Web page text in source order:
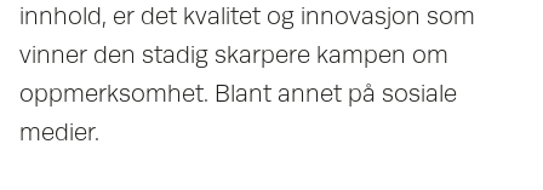
innhold, er det kvalitet og innovasjon som
vinner den stadig skarpere kampen om
oppmerksomhet. Blant annet på sosiale
medier.